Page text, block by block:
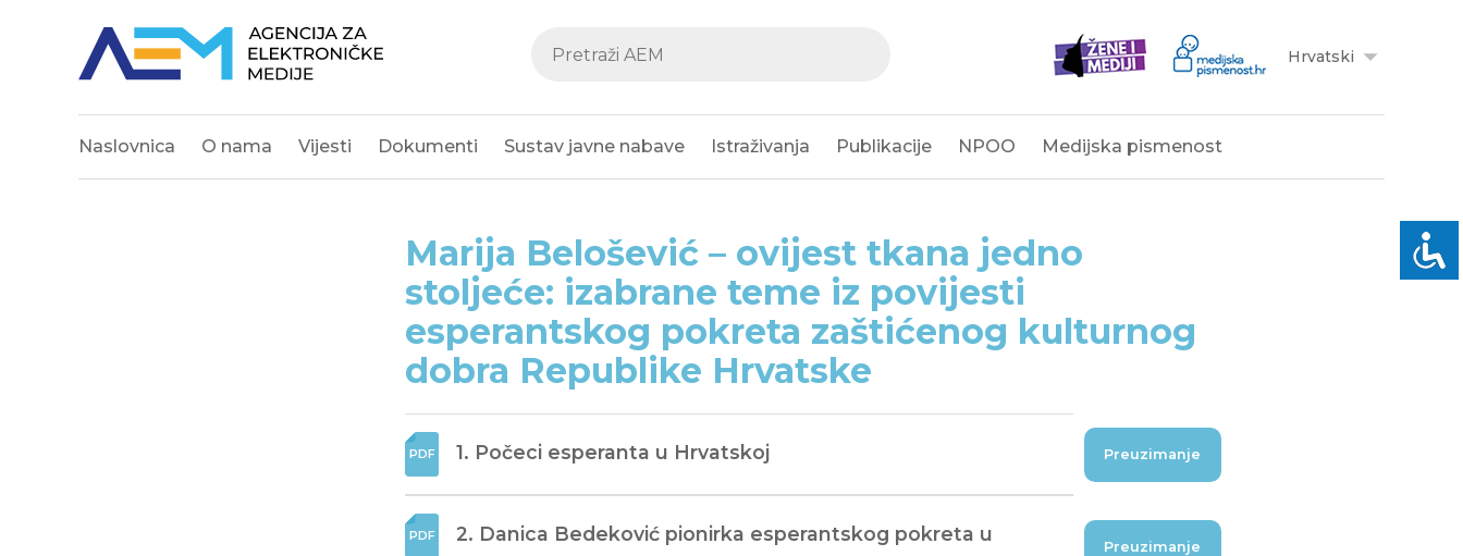
Hrvatski
Naslovnica O nama Vijesti Dokumenti Sustav javne nabave Istraživanja Publikacije NPOO Medijska pismenost
Marija Belošević – ovijest tkana jedno
stoljeće: izabrane teme iz povijesti
esperantskog pokreta zaštićenog kulturnog
dobra Republike Hrvatske
1. Počeci esperanta u Hrvatskoj Preuzimanje
2. Danica Bedeković pionirka esperantskog pokreta u
Preuzimanje